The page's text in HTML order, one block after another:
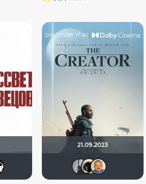
АндρейAskhab Abutalipov
Фрэнк Пинатра
cTaDoADaMa
21.09.2023